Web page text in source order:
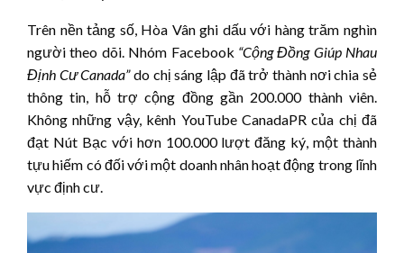
Trên nền tảng số, Hòa Vân ghi dấu với hàng trăm nghìn
người theo dõi. Nhóm Facebook “Cộng Đồng Giúp Nhau
Định Cư Canada”do chị sáng lập đã trở thành nơi chia sẻ
thông tin, hỗ trợ cộng đồng gần 200.000 thành viên.
Không những vậy, kênh YouTube CanadaPR của chị đã
đạt Nút Bạc với hơn 100.000 lượt đăng ký, một thành
tựu hiếm có đối với một doanh nhân hoạt động trong lĩnh
vực định cư.